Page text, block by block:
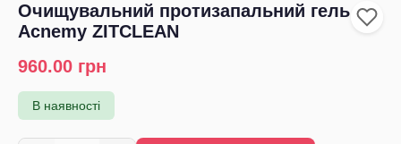
Очищувальний протизапальний гель
Acnemy ZITCLEAN
960.00 грн
В наявності